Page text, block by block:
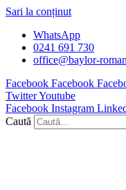
Sari la conținut
WhatsApp
0241 691 730
office@baylor-
Facebook Facebook
TwitterYoutube
Facebook Instagram
Caută